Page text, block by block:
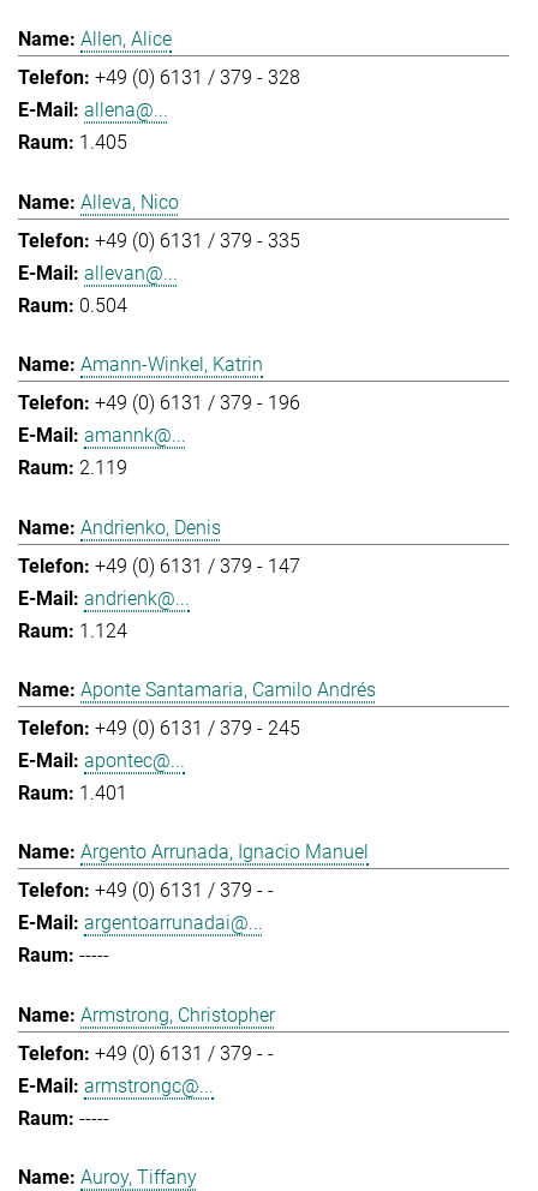
Allen, Alice
+49 (0) 6131 / 379 - 328
allena@...
1.405
Alleva, Nico
+49 (0) 6131 / 379 - 335
allevan@...
0.504
Amann-Winkel, Katrin
+49 (0) 6131 / 379 - 196
amannk@...
2.119
Andrienko, Denis
+49 (0) 6131 / 379 - 147
andrienk@...
1.124
Aponte Santamaria, Camilo Andrés
+49 (0) 6131 / 379 - 245
apontec@...
1.401
Argento Arrunada, Ignacio Manuel
+49 (0) 6131 / 379 - -
argentoarrunadai@...
-----
Armstrong, Christopher
+49 (0) 6131 / 379 - -
armstrongc@...
-----
Auroy, Tiffany